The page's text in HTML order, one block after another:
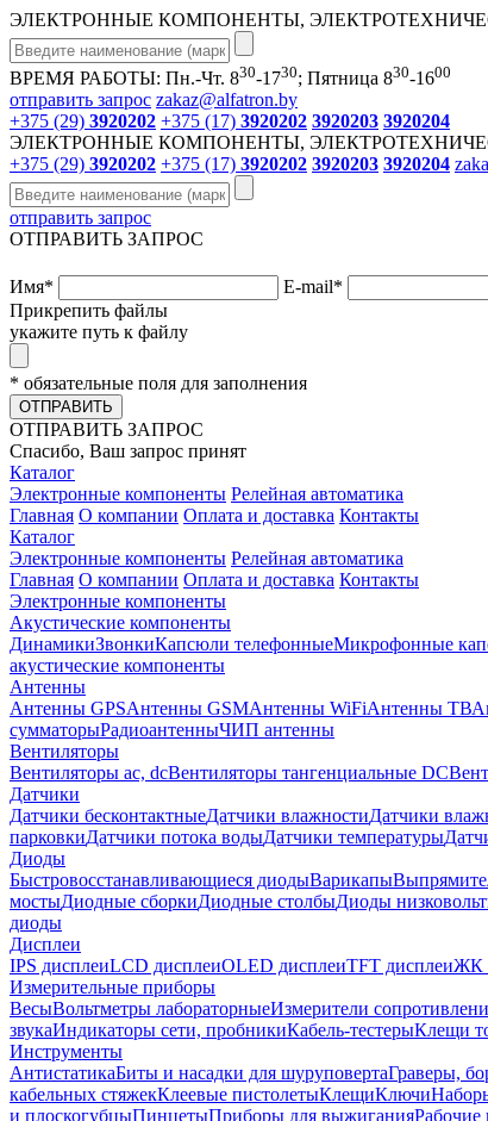
ЭЛЕКТРОННЫЕ КОМПОНЕНТЫ,
ВРЕМЯ РАБОТЫ: Пн.-Чт. 830-1730; Пятница 830-1600
отправить запрос zakaz@alfatron.by
+375 (29) 3920202 +375 (17) 3920202 3920203 3920204
ЭЛЕКТРОННЫЕ КОМПОНЕНТЫ,
+375 (29) 3920202 +375 (17) 3920202 3920203 3920204
отправить запрос
ОТПРАВИТЬ ЗАПРОС
Имя* E-mail*
Прикрепить файлы
укажите путь к файлу
* обязательные поля для заполнения
ОТПРАВИТЬ
ОТПРАВИТЬ ЗАПРОС
Спасибо, Ваш запрос принят
Каталог
Электронные компоненты Релейная автоматика
Главная О компании Оплата и доставка Контакты
Каталог
Электронные компоненты Релейная автоматика
Главная О компании Оплата и доставка Контакты
Электронные компоненты
Акустические компоненты
ДинамикиЗвонкиКапсюли телефонныеМикрофонные
акустические компоненты
Антенны
Антенны GPSАнтенны GSMАнтенны WiFiАнтенны ТВ
сумматорыРадиоантенныЧИП антенны
Вентиляторы
Вентиляторы ac, dcВентиляторы тангенциальные DC
Датчики
Датчики бесконтактныеДатчики влажностиДатчики
парковкиДатчики потока водыДатчики температуры
Диоды
Быстровосстанавливающиеся диодыВарикапы
мостыДиодные сборкиДиодные столбыДиоды
диоды
Дисплеи
IPS дисплеиLCD дисплеиOLED дисплеиTFT дисплеиЖК
Измерительные приборы
ВесыВольтметры лабораторныеИзмерители
звукаИндикаторы сети, пробникиКабель-тестерыКлещи
Инструменты
АнтистатикаБиты и насадки для шуруповертаГраверы,
кабельных стяжекКлеевые пистолетыКлещиКлючи
и плоскогубцыПинцетыПриборы для выжиганияРабочие